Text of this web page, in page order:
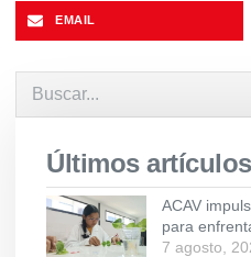
EMAIL
Últimos artículos
ACAV
para
7 agosto,